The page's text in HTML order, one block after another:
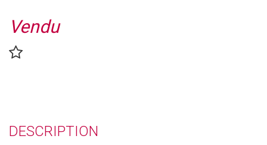
Vendu
DESCRIPTION